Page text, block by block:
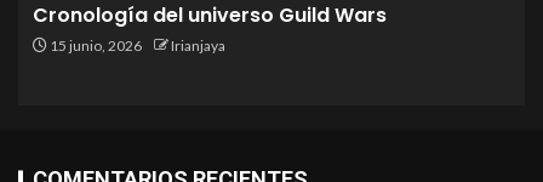
Cronología del universo Guild Wars
15 junio, 2026 Irianjaya